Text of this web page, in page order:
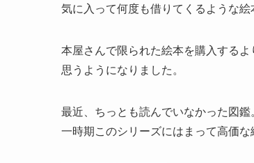
気に入って何度も借りてくるような絵
本屋さんで限られた絵本を購入する
思うようになりました。
最近、ちっとも読んでいなかった図鑑
一時期このシリーズにはまって高価な